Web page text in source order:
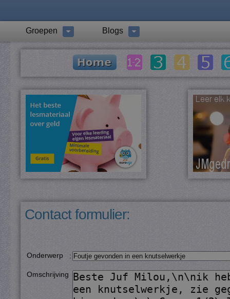
Groepen Blogs
Contact formulier:
Onderwerp :
Omschrijving